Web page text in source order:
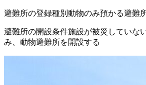
避難所の登録種別 動物のみ預かる避難
避難所の開設条件施設が被災していな
み、動物避難所を開設する